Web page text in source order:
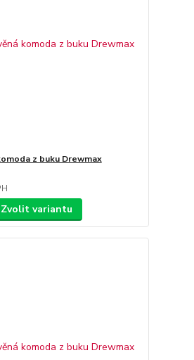
z buku Drewmax
Zvolit variantu